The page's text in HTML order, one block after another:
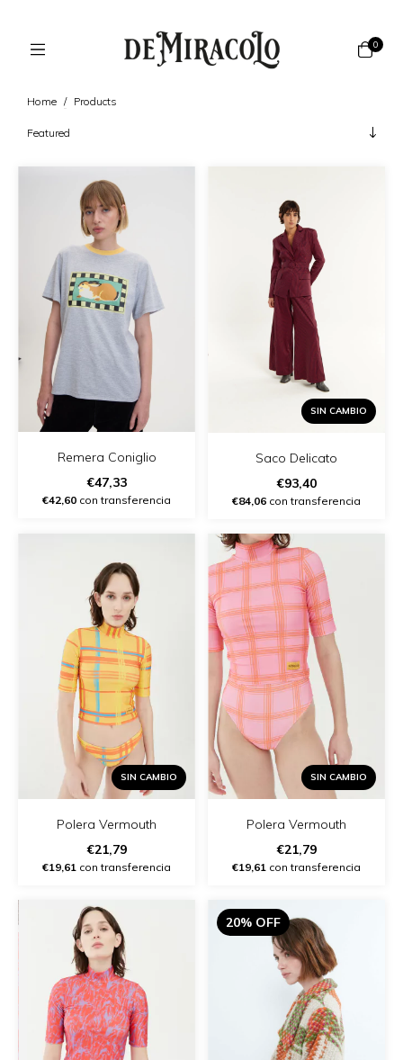
0
Home / Products
Remera Coniglio
€47,33
€42,60 con transferencia
SIN CAMBIO
Saco Delicato
€93,40
€84,06 con transferencia
SIN CAMBIO
Polera Vermouth
€21,79
€19,61 con transferencia
SIN CAMBIO
Polera Vermouth
€21,79
€19,61 con transferencia
20% OFF